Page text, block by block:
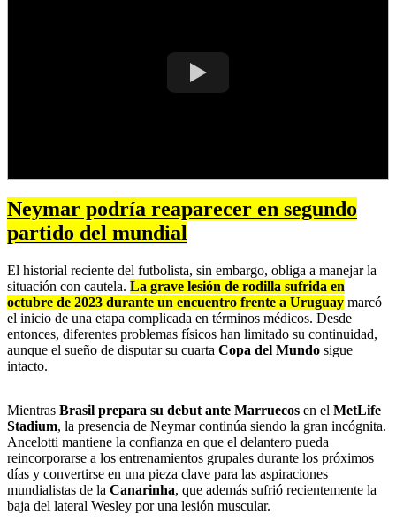
Neymar podría reaparecer en segundo
partido del mundial
El historial reciente del futbolista, sin embargo, obliga a manejar la
situación con cautela. La grave lesión de rodilla sufrida en
octubre de 2023 durante un encuentro frente a Uruguay marcó
el inicio de una etapa complicada en términos médicos. Desde
entonces, diferentes problemas físicos han limitado su continuidad,
aunque el sueño de disputar su cuarta Copa del Mundo sigue
intacto.
Mientras Brasil prepara su debut ante Marruecos en el MetLife
Stadium, la presencia de Neymar continúa siendo la gran incógnita.
Ancelotti mantiene la confianza en que el delantero pueda
reincorporarse a los entrenamientos grupales durante los próximos
días y convertirse en una pieza clave para las aspiraciones
mundialistas de la Canarinha, que además sufrió recientemente la
baja del lateral Wesley por una lesión muscular.